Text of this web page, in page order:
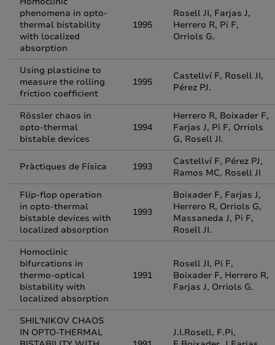
phenomena in opto-
thermal bistability
with localized
absorption
1995
Rosell JI, Farjas J,
Herrero R, Pi F,
Orriols G.
Using plasticine to
measure the rolling
friction coefficient
1995
Castellví F, Rosell JI,
Pérez PJ.
Rössler chaos in
opto-thermal
bistable devices
1994
Herrero R, Boixader F,
Farjas J, Pi F, Orriols
G, Rosell JI.
Pràctiques de Física 1993
Castellví F, Pérez PJ,
Ramos MC, Rosell JI
Flip-flop operation
in opto-thermal
bistable devices with
localized absorption
1993
Boixader F, Farjas J,
Herrero R, Orriols G,
Massaneda J, Pi F,
Rosell JI.
Homoclinic
bifurcations in
thermo-optical
bistability with
localized absorption
1991
Rosell JI, Pi F,
Boixader F, Herrero R,
Farjas J, Orriols G.
SHIL'NIKOV CHAOS
IN OPTO-THERMAL
J.I.Rosell, F.Pi,